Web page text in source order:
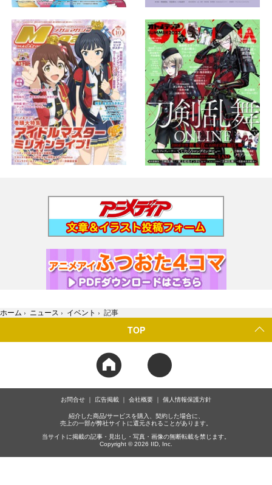
ホーム › ニュース › イベント › 記事
TOP
お問合せ 広告掲載 会社概要 個人情報保護方針
紹介した商品/サービスを購入、契約した場合に、
売上の一部が弊社サイトに還元されることがあります。
当サイトに掲載の記事・見出し・写真・画像の無断転載を禁じます。
Copyright © 2026 IID, Inc.